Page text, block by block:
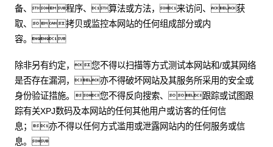
备、程序、算法或方法，来访问、获
取、拷贝或监控本网站的任何组成部分或内
容。
除非另有约定，您不得以扫描等方式测试本网站和/或其网络
是否存在漏洞，亦不得破坏网站及其服务所采用的安全或
身份验证措施。您不得反向搜索、跟踪或试图跟
踪有关XPJ数码及本网站的任何其他用户或访客的任何信
息；亦不得以任何方式滥用或泄露网站内的任何服务或信
息。